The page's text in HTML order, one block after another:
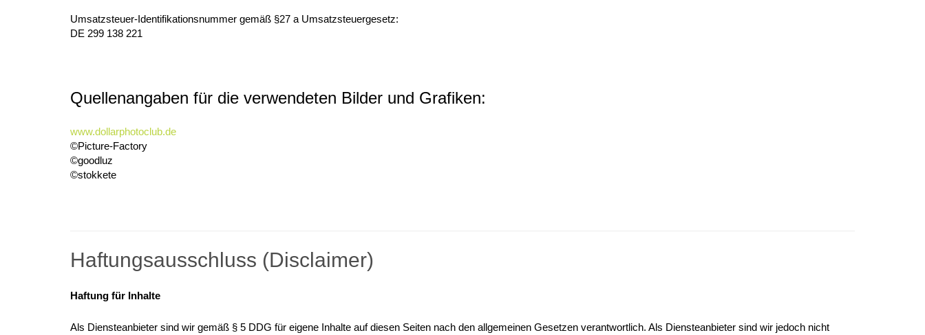
Umsatzsteuer-Identifikationsnummer gemäß §27 a Umsatzsteuergesetz:
DE 299 138 221
Quellenangaben für die verwendeten Bilder und Grafiken:
www.dollarphotoclub.de
©Picture-Factory
©goodluz
©stokkete
Haftungsausschluss (Disclaimer)
Haftung für Inhalte
Als Diensteanbieter sind wir gemäß § 5 DDG für eigene Inhalte auf diesen Seiten nach den allgemeinen Gesetzen verantwortlich. Als Diensteanbieter sind wir jedoch nicht